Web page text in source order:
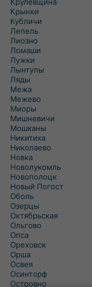
Крынки
Кубличи
Лепель
Лиозно
Ломаши
Лужки
Лынтупы
Ляды
Межа
Межево
Миоры
Мишневичи
Мошканы
Никитиха
Николаево
Новка
Новолукомль
Новополоцк
Новый Погост
Оболь
Озерцы
Октябрьская
Ольгово
Опса
Ореховск
Орша
Освея
Осинторф
Островно